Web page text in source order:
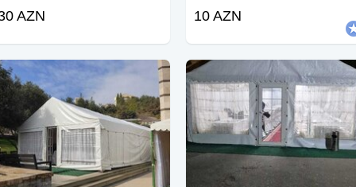
Defn masını Kiraye cadır,
AZN
Samavar Defn masını Kiraye cadır,
cenaze
10 AZN